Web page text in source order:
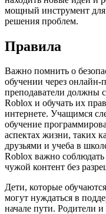
мощный инструмент для
решения проблем.
Правила
Важно помнить о
обучении через
преподаватели должны
Roblox и обучать их
интернете. Учащимся
обучение
аспектах жизни, таких
друзьями и учеба в
Roblox важно соблюдать
чужой контент без
Дети, которые
могут нуждаться в
начале пути. Родители